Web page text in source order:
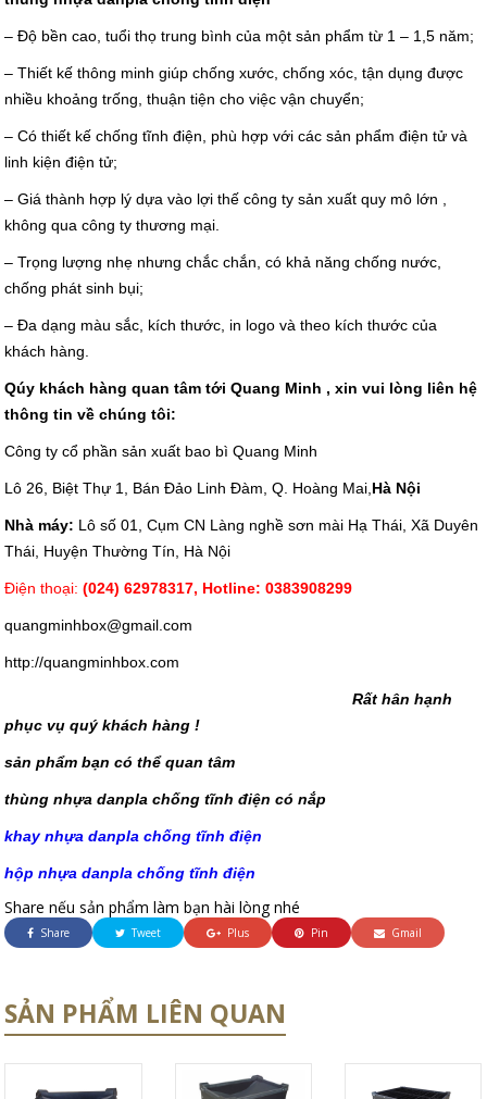
– Độ bền cao, tuổi thọ trung bình của một sản phẩm từ 1 – 1,5 năm;
– Thiết kế thông minh giúp chống xước, chống xóc, tận dụng được
nhiều khoảng trống, thuận tiện cho việc vận chuyển;
– Có thiết kế chống tĩnh điện, phù hợp với các sản phẩm điện tử và
linh kiện điện tử;
– Giá thành hợp lý dựa vào lợi thế công ty sản xuất quy mô lớn ,
không qua công ty thương mại.
– Trọng lượng nhẹ nhưng chắc chắn, có khả năng chống nước,
chống phát sinh bụi;
– Đa dạng màu sắc, kích thước, in logo và theo kích thước của
khách hàng.
Qúy khách hàng quan tâm tới Quang Minh , xin vui lòng liên hệ
thông tin về chúng tôi:
Công ty cổ phần sản xuất bao bì Quang Minh
Lô 26, Biệt Thự 1, Bán Đảo Linh Đàm, Q. Hoàng Mai, Hà Nội
Nhà máy: Lô số 01, Cụm CN Làng nghề sơn mài Hạ Thái, Xã Duyên
Thái, Huyện Thường Tín, Hà Nội
Điện thoại:(024) 62978317, Hotline: 0383908299
quangminhbox@gmail.com
http://quangminhbox.com
Rất hân hạnh
phục vụ quý khách hàng !
sản phẩm bạn có thể quan tâm
thùng nhựa danpla chống tĩnh điện có nắp
khay nhựa danpla chống tĩnh điện
hộp nhựa danpla chống tĩnh điện
Share nếu sản phẩm làm bạn hài lòng nhé
Share Tweet Plus Pin Gmail
SẢN PHẨM LIÊN QUAN